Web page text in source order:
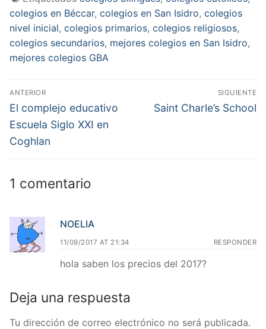
colegios en Béccar, colegios en San Isidro, colegios
nivel inicial, colegios primarios, colegios religiosos,
colegios secundarios, mejores colegios en San Isidro,
mejores colegios GBA
Navegación
de
entradas
ANTERIOR
Entrada
anterior:
El complejo educativo
Escuela Siglo XXI en
Coghlan
SIGUIENTE
Entrada
Saint Charle’s School
1 comentario
NOELIA
11/09/2017 AT 21:34 RESPONDER
hola saben los precios del 2017?
Deja una respuesta
Tu dirección de correo electrónico no será publicada.